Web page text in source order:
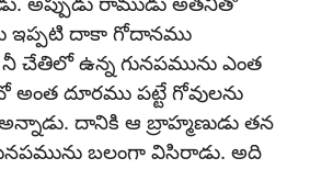
ఇప్పటి దాకా గోదానము
నీ చేతిలో ఉన్న గునపమును ఎంత
దూరము పట్టే గోవులను
అన్నాడు. దానికి ఆ బ్రాహ్మణుడు తన
బలంగా విసిరాడు. అది